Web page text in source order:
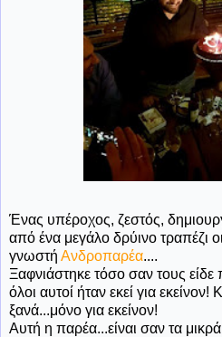
Ένας υπέροχος, ζεστός,
από ένα μεγάλο δρύινο τραπέζι
γνωστή Ανδροπαρέα....
Ξαφνιάστηκε τόσο σαν τους
όλοι αυτοί ήταν εκεί για
ξανά...μόνο για εκείνον!
Αυτή η παρέα...είναι σαν τα